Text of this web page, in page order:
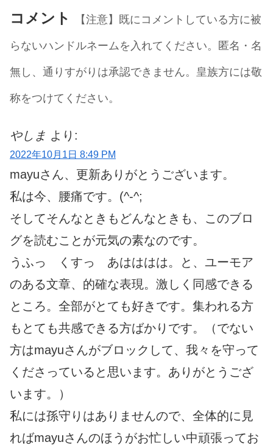
コメント
【注意】既にコメントしている方に被
らないハンドルネームを入れてください。匿名・名
無し、通りすがりは承認できません。皇族方には敬
称をつけてください。
やしま より:
2022年10月1日 8:49 PM
mayuさん、更新ありがとうございます。
私は今、腰痛です。(^-^;
そしてそんなときもどんなときも、このブロ
グを読むことが元気の素なのです。
うふっ くすっ あはははは。と、ユーモア
のある文章、的確な表現。激しく同感できる
ところ。全部がとても好きです。集われる方
もとても共感できる方ばかりです。（でない
方はmayuさんがブロックして、我々を守って
くださっていると思います。ありがとうござ
います。）
私には孫守りはありませんので、全体的に見
ればmayuさんのほうがお忙しい中頑張ってお